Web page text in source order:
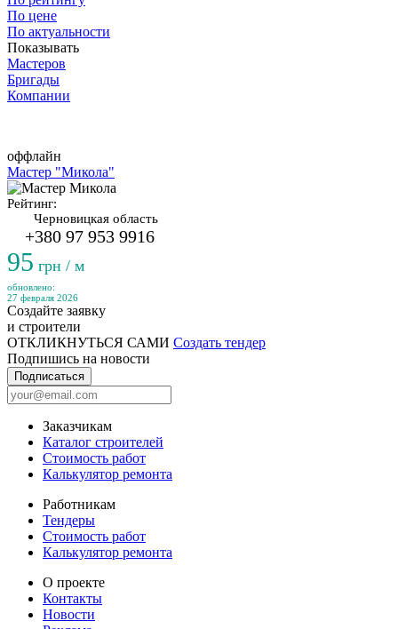
По цене
По актуальности
Показывать
Мастеров
Бригады
Компании
оффлайн
Мастер "Микола"
Рейтинг:
Черновицкая область
+380 97 953 9916
95 грн / м
обновлено:
27 февраля 2026
Создайте заявку
и строители
ОТКЛИКНУТЬСЯ САМИ Создать тендер
Подпишись на новости
Подписаться
Заказчикам
Каталог строителей
Стоимость работ
Калькулятор ремонта
Работникам
Тендеры
Стоимость работ
Калькулятор ремонта
О проекте
Контакты
Новости